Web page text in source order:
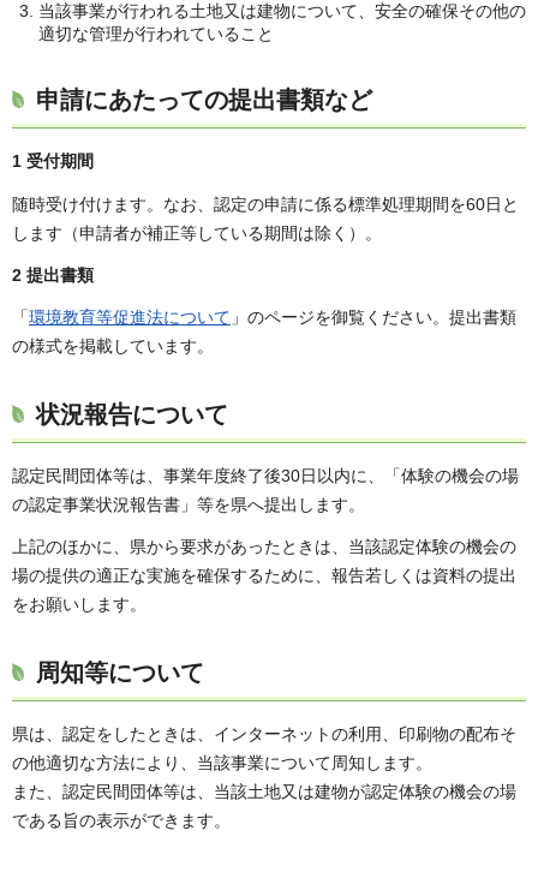
当該事業が行われる土地又は建物について、安全の確保その他の
適切な管理が行われていること
申請にあたっての提出書類など
1 受付期間
随時受け付けます。なお、認定の申請に係る標準処理期間を60日と
します（申請者が補正等している期間は除く）。
2 提出書類
「環境教育等促進法について 」のページを御覧ください。提出書類
の様式を掲載しています。
状況報告について
認定民間団体等は、事業年度終了後30日以内に、「体験の機会の場
の認定事業状況報告書」等を県へ提出します。
上記のほかに、県から要求があったときは、当該認定体験の機会の
場の提供の適正な実施を確保するために、報告若しくは資料の提出
をお願いします。
周知等について
県は、認定をしたときは、インターネットの利用、印刷物の配布そ
の他適切な方法により、当該事業について周知します。
また、認定民間団体等は、当該土地又は建物が認定体験の機会の場
である旨の表示ができます。